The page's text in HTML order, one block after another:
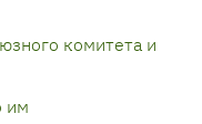
комитета и
им